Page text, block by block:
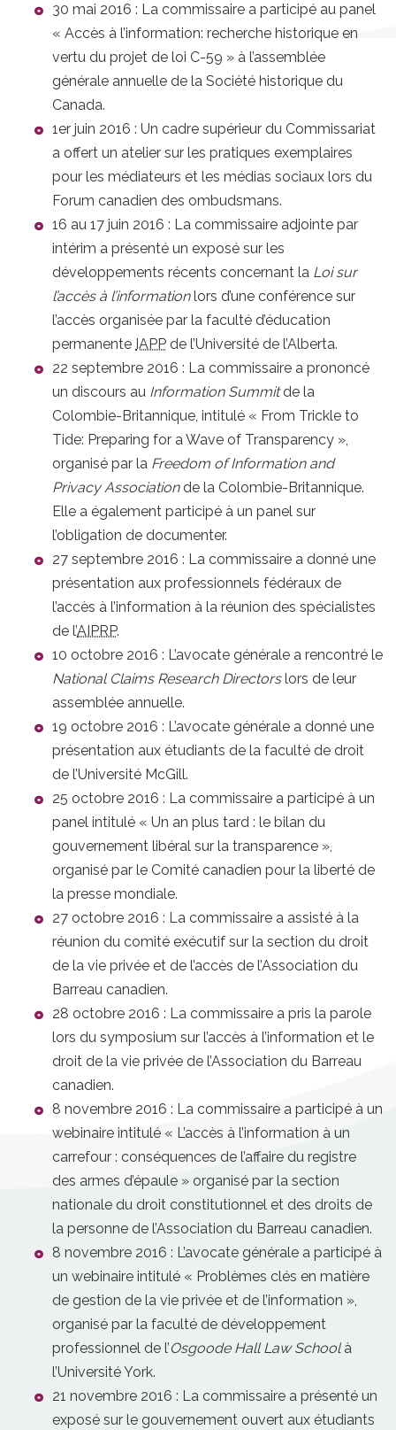
30 mai 2016 : La commissaire a participé au panel
« Accès à l’information: recherche historique en
vertu du projet de loi C-59 » à l’assemblée
générale annuelle de la Société historique du
Canada.
1er juin 2016 : Un cadre supérieur du Commissariat
a offert un atelier sur les pratiques exemplaires
pour les médiateurs et les médias sociaux lors du
Forum canadien des ombudsmans.
16 au 17 juin 2016 : La commissaire adjointe par
intérim a présenté un exposé sur les
développements récents concernant la Loi sur
l’accès à l’informationlors d’une conférence sur
l’accès organisée par la faculté d’éducation
permanente IAPP de l’Université de l’Alberta.
22 septembre 2016 : La commissaire a prononcé
un discours au Information Summit de la
Colombie-Britannique, intitulé « From Trickle to
Tide: Preparing for a Wave of Transparency »,
organisé par la Freedom of Information and
Privacy Associationde la Colombie-Britannique.
Elle a également participé à un panel sur
l’obligation de documenter.
27 septembre 2016 : La commissaire a donné une
présentation aux professionnels fédéraux de
l’accès à l’information à la réunion des spécialistes
de l’AIPRP.
10 octobre 2016 : L’avocate générale a rencontré le
National Claims Research Directorslors de leur
assemblée annuelle.
19 octobre 2016 : L’avocate générale a donné une
présentation aux étudiants de la faculté de droit
de l’Université McGill.
25 octobre 2016 : La commissaire a participé à un
panel intitulé « Un an plus tard : le bilan du
gouvernement libéral sur la transparence »,
organisé par le Comité canadien pour la liberté de
la presse mondiale.
27 octobre 2016 : La commissaire a assisté à la
réunion du comité exécutif sur la section du droit
de la vie privée et de l’accès de l’Association du
Barreau canadien.
28 octobre 2016 : La commissaire a pris la parole
lors du symposium sur l’accès à l’information et le
droit de la vie privée de l’Association du Barreau
canadien.
8 novembre 2016 : La commissaire a participé à un
webinaire intitulé « L’accès à l’information à un
carrefour : conséquences de l’affaire du registre
des armes d’épaule » organisé par la section
nationale du droit constitutionnel et des droits de
la personne de l’Association du Barreau canadien.
8 novembre 2016 : L’avocate générale a participé à
un webinaire intitulé « Problèmes clés en matière
de gestion de la vie privée et de l’information »,
organisé par la faculté de développement
professionnel de l’Osgoode Hall Law Schoolà
l’Université York.
21 novembre 2016 : La commissaire a présenté un
exposé sur le gouvernement ouvert aux étudiants